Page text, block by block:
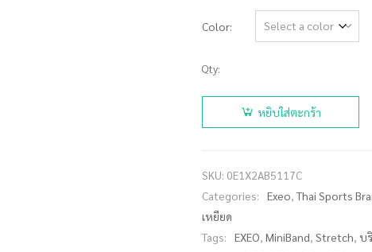
Color
Qty:
จำนวน
EXEO Mini
Band แถบ
แบบห่วง
หนา 1.0
mm. (เส้น)
ชิ้น
หยิบใส่ตะกร้า
SKU: 0E1X2AB5117C
Categories:
Exeo,Thai Sports
เหยียด
Tags:
EXEO, MiniBand, Stretch, บ